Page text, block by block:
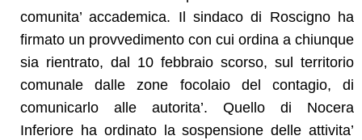
comunita’ accademica. Il sindaco di Roscigno ha
firmato un provvedimento con cui ordina a chiunque
sia rientrato, dal 10 febbraio scorso, sul territorio
comunale dalle zone focolaio del contagio, di
comunicarlo alle autorita’. Quello di Nocera
Inferiore ha ordinato la sospensione delle attivita’